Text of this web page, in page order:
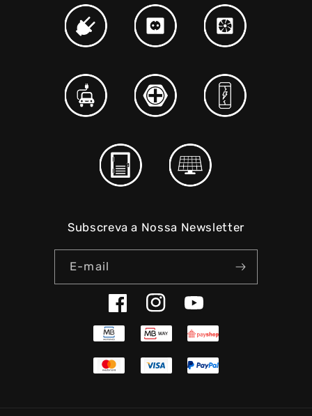
Subscreva a Nossa Newsletter
E-mail
FacebookInstagramYouTube